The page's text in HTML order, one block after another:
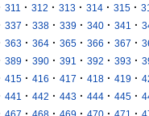
311 · 312 · 313 · 314 · 315 ·
337 · 338 · 339 · 340 · 341 ·
363 · 364 · 365 · 366 · 367 ·
389 · 390 · 391 · 392 · 393 ·
415 · 416 · 417 · 418 · 419 ·
441 · 442 · 443 · 444 · 445 ·